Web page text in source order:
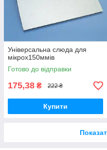
Універсальна слюда для
мікрох150ммів
Готово до відправки
175,38 ₴ 222 ₴
Купити